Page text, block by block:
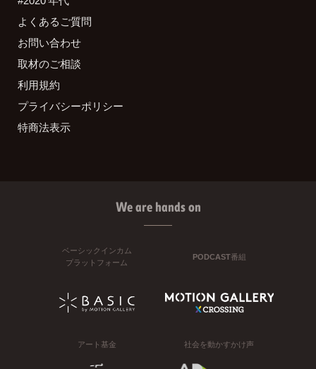
よくあるご質問
お問い合わせ
取材のご相談
利用規約
プライバシーポリシー
特商法表示
We are hands on
ベーシックインカム
プラットフォーム
PODCAST番組
アート基金 社会を動かすかけ声